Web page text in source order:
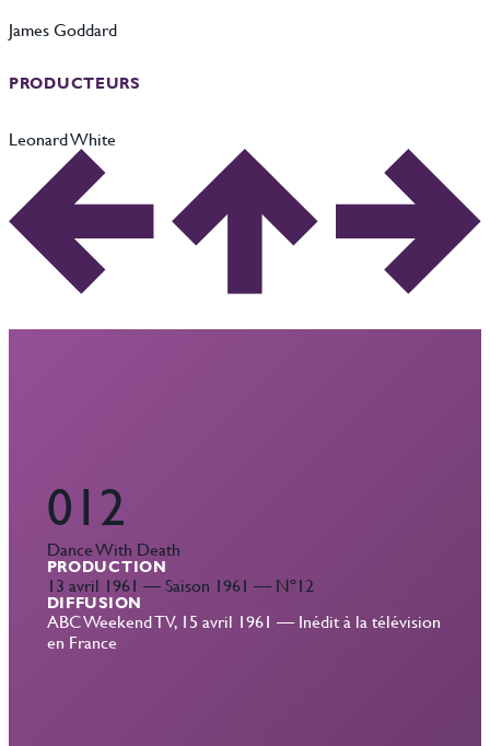
James Goddard
PRODUCTEURS
Leonard White
012
Dance With Death
PRODUCTION
13 avril 1961 — Saison 1961 — Nº12
DIFFUSION
ABC Weekend TV, 15 avril 1961 — Inédit à la télévision
en France